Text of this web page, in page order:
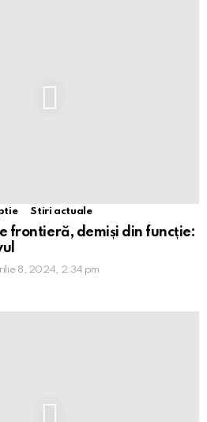
Stiri actuale
frontieră, demiși din funcție:
8, 2024, 2:34 pm